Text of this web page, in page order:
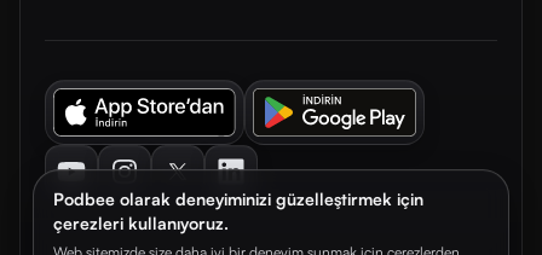
Podbee olarak deneyiminizi güzelleştirmek için
çerezleri kullanıyoruz.